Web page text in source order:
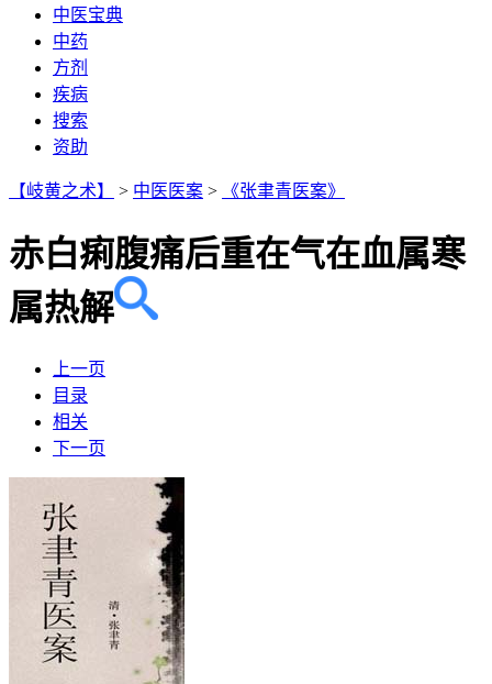
中医宝典
中药
方剂
疾病
搜索
资助
【岐黄之术】 > 中医医案 > 《张聿青医案》
赤白痢腹痛后重在气在血属寒
属热解
上一页
目录
相关
下一页